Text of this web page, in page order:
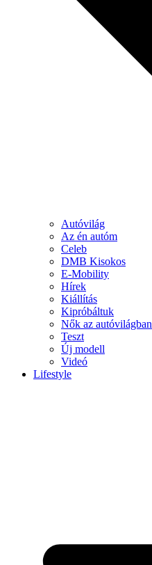
Autóvilág
Az én autóm
Celeb
DMB Kisokos
E-Mobility
Hírek
Kiállítás
Kipróbáltuk
Nők az autóvilágban
Teszt
Új modell
Videó
Lifestyle